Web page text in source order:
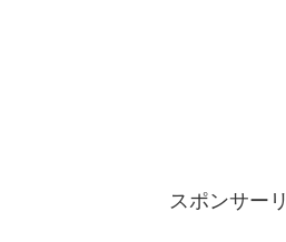
スポンサー